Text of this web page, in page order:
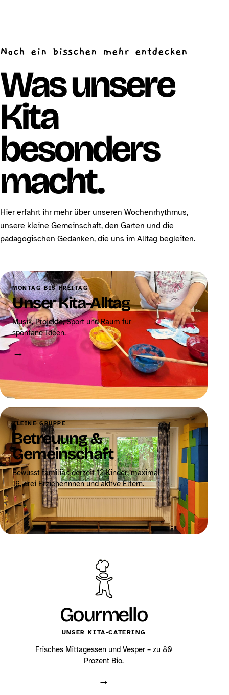
Noch ein bisschen mehr entdecken
Was unsere
Kita
besonders
macht.
Hier erfahrt ihr mehr über unseren Wochenrhythmus,
unsere kleine Gemeinschaft, den Garten und die
pädagogischen Gedanken, die uns im Alltag begleiten.
MONTAG BIS FREITAG
Unser Kita-Alltag
Musik, Projekte, Sport und Raum für
spontane Ideen.
→
KLEINE GRUPPE
Betreuung &
Gemeinschaft
Bewusst familiär: derzeit 12 Kinder, maximal
16, drei Erzieherinnen und aktive Eltern.
→
Gourmello
UNSER KITA-CATERING
Frisches Mittagessen und Vesper – zu 80
Prozent Bio.
→